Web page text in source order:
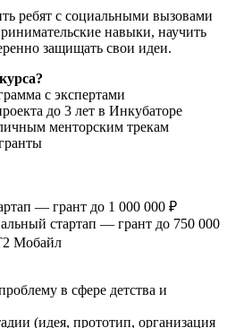
ребят с социальными вызовами
навыки, научить
защищать свои идеи.
с экспертами
до 3 лет в Инкубаторе
менторским трекам
— грант до 1 000 000 ₽
стартап — грант до 750 000
Мобайл
в сфере детства и
(идея, прототип, организация